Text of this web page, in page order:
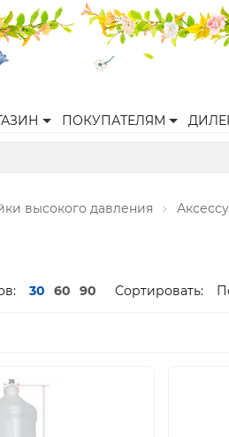
ПОКУПАТЕЛЯМ
высокого давления
30 60 90 Сортировать: